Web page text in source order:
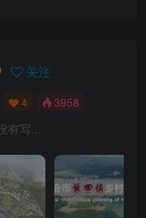
关注
4 3958
有写...